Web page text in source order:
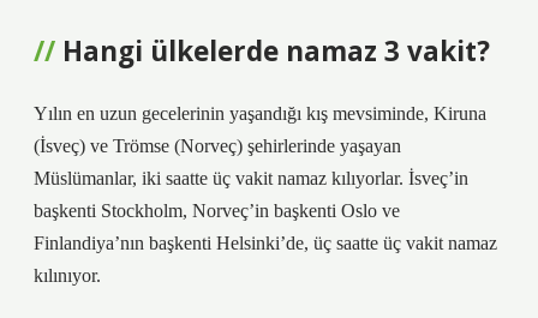
Hangi ülkelerde namaz 3 vakit?
Yılın en uzun gecelerinin yaşandığı kış mevsiminde, Kiruna
(İsveç) ve Trömse (Norveç) şehirlerinde yaşayan
Müslümanlar, iki saatte üç vakit namaz kılıyorlar. İsveç’in
başkenti Stockholm, Norveç’in başkenti Oslo ve
Finlandiya’nın başkenti Helsinki’de, üç saatte üç vakit namaz
kılınıyor.